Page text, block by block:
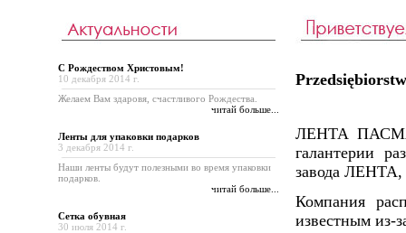
С Рождеством Христовым!
10 декабря 2014 г.
Желаем Вам здаровя, счастливого Рождества.
читай больше...
Ленты для упаковки подарков
3 декабря 2014 г.
Наши ленты будут полезными во время упаковки
подарков.
читай больше...
Сетка обувная
30 июля 2014 г.
ЛЕНТА
галантерии
завода ЛЕНТА,
Компания
известным из-